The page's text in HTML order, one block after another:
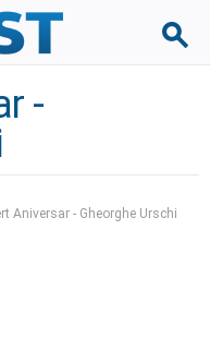
-
Aniversar - Gheorghe Urschi